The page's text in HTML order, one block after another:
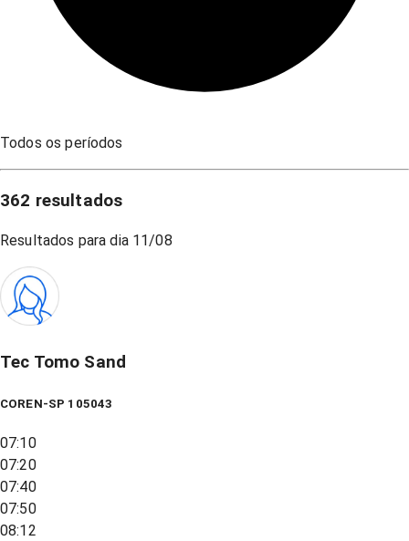
Todos os períodos
362 resultados
Resultados para dia 11/08
Tec Tomo Sand
COREN-SP 105043
07:10
07:20
07:40
07:50
08:12